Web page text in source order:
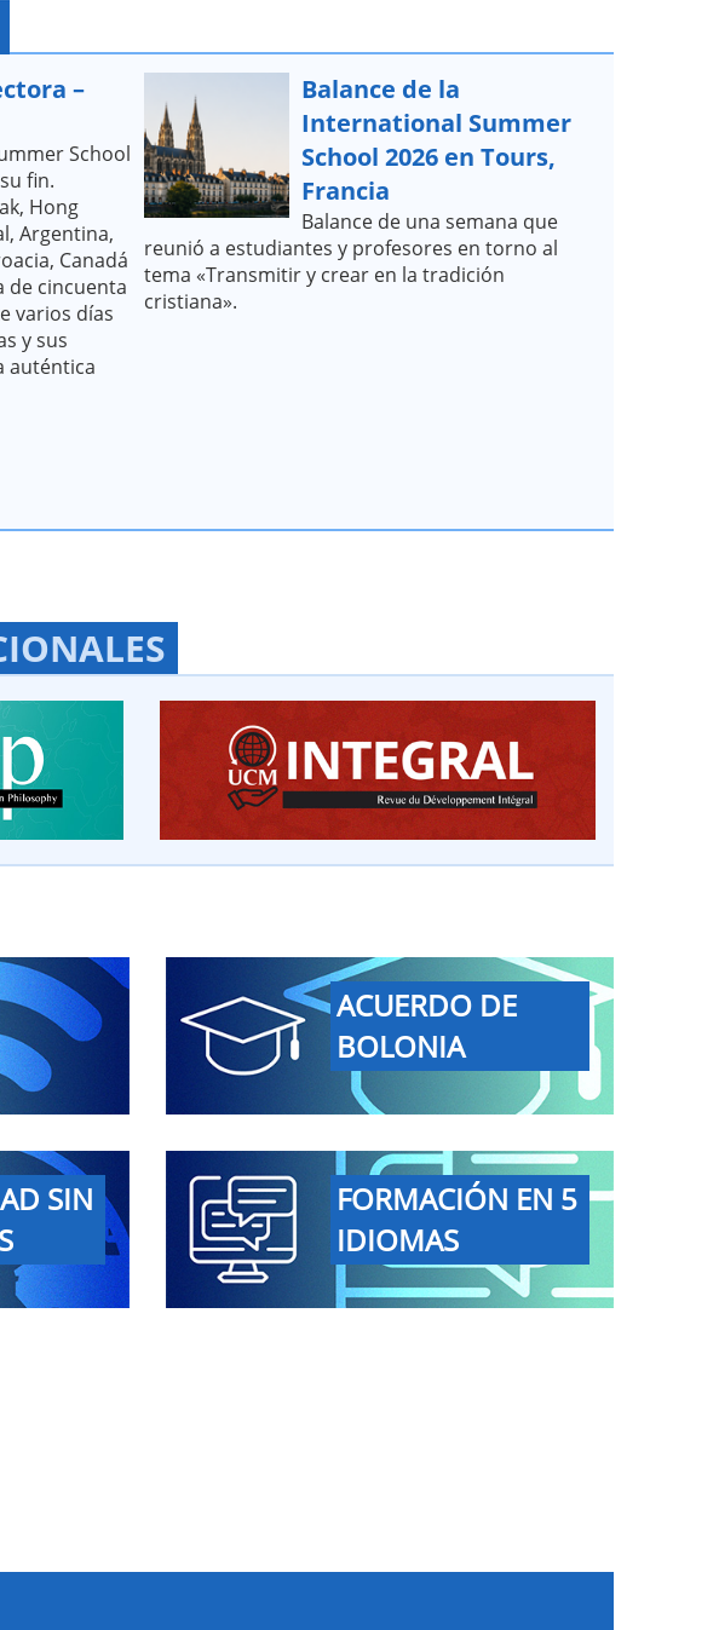
–
School
fin.
Hong
Argentina,
Canadá
de cincuenta
varios días
y sus
auténtica
Balance de la
International Summer
School 2026 en Tours,
Francia
Balance de una semana que
reunió a estudiantes y profesores en torno al
tema «Transmitir y crear en la tradición
cristiana».
ACUERDO DE
BOLONIA
SIN
FORMACIÓN EN 5
IDIOMAS